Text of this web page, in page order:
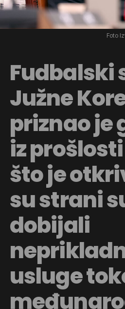
Foto
Fudbalski
Južne
priznao je
iz
što je
su strani
dobijali
usluge